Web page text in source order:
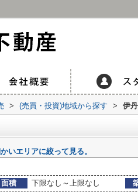
> (売買・投資)地域から探す > 伊
いエリアに絞って見る。
面積 下限なし～上限なし